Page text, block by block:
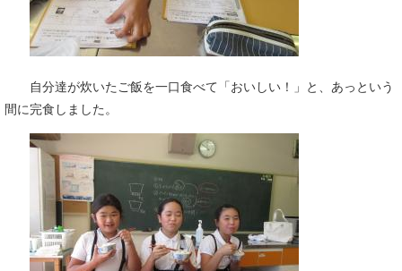
自分達が炊いたご飯を一口食べて「おいしい！」と、あっという
間に完食しました。